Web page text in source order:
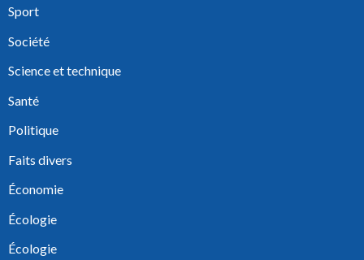
Sport
Société
Science et technique
Santé
Politique
Faits divers
Économie
Écologie
Écologie